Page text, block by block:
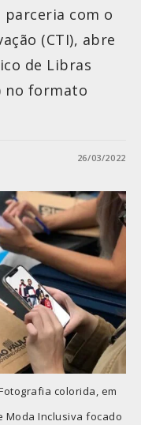
parceria com o
(CTI), abre
de Libras
no formato
26/03/2022
colorida, em
Moda Inclusiva focado